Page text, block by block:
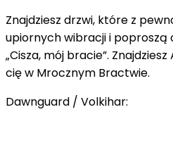
Znajdziesz drzwi, które z
upiornych wibracji i poproszą
„Cisza, mój bracie”.
cię w Mrocznym Bractwie.
Dawnguard / Volkihar: